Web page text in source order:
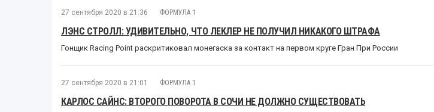
27 сентября 2020 в 21:36 ФОРМУЛА 1
ЛЭНС СТРОЛЛ: УДИВИТЕЛЬНО, ЧТО ЛЕКЛЕР НЕ ПОЛУЧИЛ НИКАКОГО ШТРАФА
Гонщик Racing Point раскритиковал монегаска за контакт на первом круге Гран При России
27 сентября 2020 в 21:01 ФОРМУЛА 1
КАРЛОС САЙНС: ВТОРОГО ПОВОРОТА В СОЧИ НЕ ДОЛЖНО СУЩЕСТВОВАТЬ